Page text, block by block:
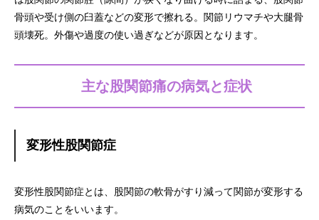
骨頭や受け側の臼蓋などの変形で擦れる。関節リウマチや大腿骨
頭壊死。外傷や過度の使い過ぎなどが原因となります。
主な股関節痛の病気と症状
変形性股関節症
変形性股関節症とは、股関節の軟骨がすり減って関節が変形する
病気のことをいいます。